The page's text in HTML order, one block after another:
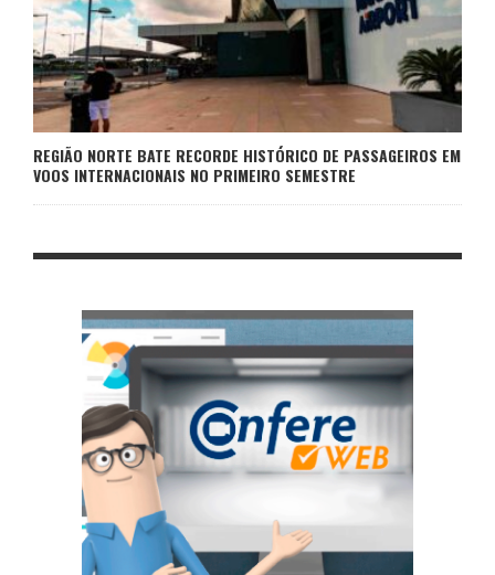
REGIÃO NORTE BATE RECORDE HISTÓRICO DE PASSAGEIROS EM
VOOS INTERNACIONAIS NO PRIMEIRO SEMESTRE